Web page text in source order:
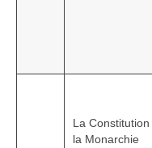
La
la Monarchie